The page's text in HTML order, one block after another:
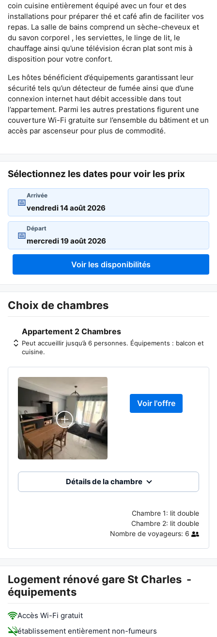
coin cuisine entièrement équipé avec un four et des
installations pour préparer thé et café afin de faciliter vos
repas. La salle de bains comprend un sèche-cheveux et
du savon corporel , les serviettes, le linge de lit, le
chauffage ainsi qu’une télévision écran plat sont mis à
disposition pour votre confort.
Les hôtes bénéficient d’équipements garantissant leur
sécurité tels qu’un détecteur de fumée ainsi que d’une
connexion internet haut débit accessible dans tout
l’appartement. Parmi les autres prestations figurent une
couverture Wi-Fi gratuite sur l’ensemble du bâtiment et un
accès par ascenseur pour plus de commodité.
Sélectionnez les dates pour voir les prix
📅
Arrivée
📅
Départ
Voir les disponibilités
Choix de chambres
Appartement 2 Chambres
Peut accueillir jusqu’à 6 personnes. Équipements : balcon et
cuisine.
Voir l'offre
Détails de la chambre
Chambre 1: lit double
Chambre 2: lit double
Nombre de voyageurs: 6
Logement rénové gare St Charles -
équipements
Accès Wi-Fi gratuit
établissement entièrement non-fumeurs